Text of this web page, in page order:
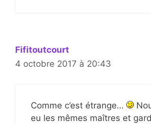
Fifitoutcourt
4 octobre 2017 à 20:43
Comme c’est étrange…
eu les mêmes maîtres et